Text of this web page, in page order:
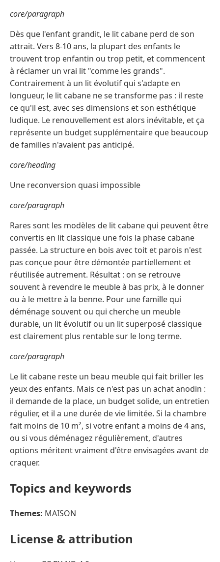
core/paragraph
Dès que l'enfant grandit, le lit cabane perd de son
attrait. Vers 8-10 ans, la plupart des enfants le
trouvent trop enfantin ou trop petit, et commencent
à réclamer un vrai lit "comme les grands".
Contrairement à un lit évolutif qui s'adapte en
longueur, le lit cabane ne se transforme pas : il reste
ce qu'il est, avec ses dimensions et son esthétique
ludique. Le renouvellement est alors inévitable, et ça
représente un budget supplémentaire que beaucoup
de familles n'avaient pas anticipé.
core/heading
Une reconversion quasi impossible
core/paragraph
Rares sont les modèles de lit cabane qui peuvent être
convertis en lit classique une fois la phase cabane
passée. La structure en bois avec toit et parois n'est
pas conçue pour être démontée partiellement et
réutilisée autrement. Résultat : on se retrouve
souvent à revendre le meuble à bas prix, à le donner
ou à le mettre à la benne. Pour une famille qui
déménage souvent ou qui cherche un meuble
durable, un lit évolutif ou un lit superposé classique
est clairement plus rentable sur le long terme.
core/paragraph
Le lit cabane reste un beau meuble qui fait briller les
yeux des enfants. Mais ce n'est pas un achat anodin :
il demande de la place, un budget solide, un entretien
régulier, et il a une durée de vie limitée. Si la chambre
fait moins de 10 m², si votre enfant a moins de 4 ans,
ou si vous déménagez régulièrement, d'autres
options méritent vraiment d'être envisagées avant de
craquer.
Topics and keywords
Themes: MAISON
License & attribution